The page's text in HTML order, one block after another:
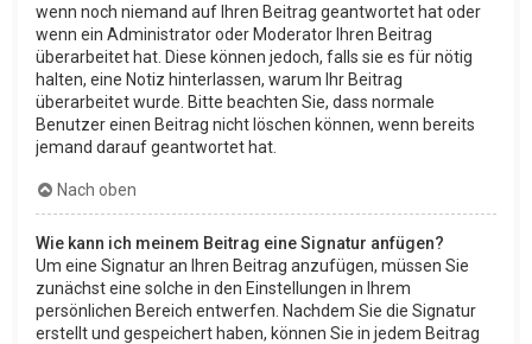
wenn noch niemand auf Ihren Beitrag geantwortet hat oder
wenn ein Administrator oder Moderator Ihren Beitrag
überarbeitet hat. Diese können jedoch, falls sie es für nötig
halten, eine Notiz hinterlassen, warum Ihr Beitrag
überarbeitet wurde. Bitte beachten Sie, dass normale
Benutzer einen Beitrag nicht löschen können, wenn bereits
jemand darauf geantwortet hat.
Nach oben
Wie kann ich meinem Beitrag eine Signatur anfügen?
Um eine Signatur an Ihren Beitrag anzufügen, müssen Sie
zunächst eine solche in den Einstellungen in Ihrem
persönlichen Bereich entwerfen. Nachdem Sie die Signatur
erstellt und gespeichert haben, können Sie in jedem Beitrag